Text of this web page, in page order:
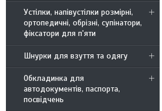
Устілки, напівустілки розмірні,
ортопедичні, обрізні, супінатори,
фіксатори для п'яти
Шнурки для взуття та одягу
Обкладинка для
автодокументів, паспорта,
посвідчень